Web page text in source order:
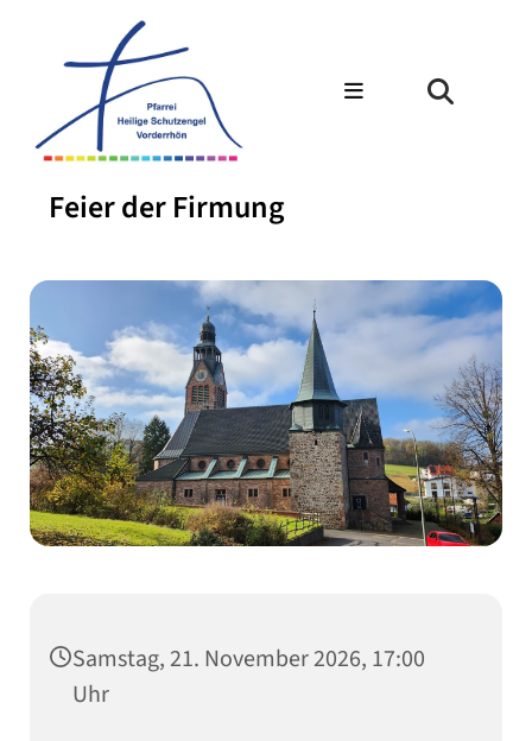
Feier der Firmung
Samstag, 21. November 2026, 17:00
Uhr